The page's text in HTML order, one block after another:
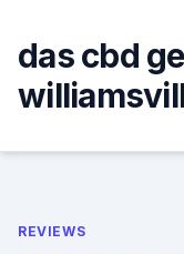
content
das cbd
REVIEWS